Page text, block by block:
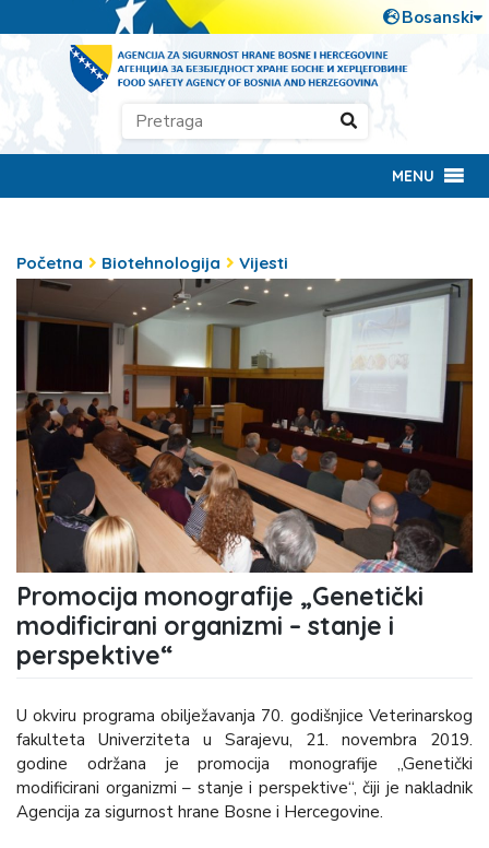
MENU
Početna Biotehnologija Vijesti
Promocija monografije „Genetički
modificirani organizmi – stanje i
perspektive“
U okviru programa obilježavanja 70. godišnjice Veterinarskog
fakulteta Univerziteta u Sarajevu, 21. novembra 2019.
godine održana je promocija monografije „Genetički
modificirani organizmi – stanje i perspektive“, čiji je nakladnik
Agencija za sigurnost hrane Bosne i Hercegovine.